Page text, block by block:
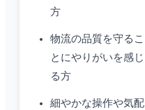
方
物流の品質を守るこ
とにやりがいを感じ
る方
細やかな操作や気配